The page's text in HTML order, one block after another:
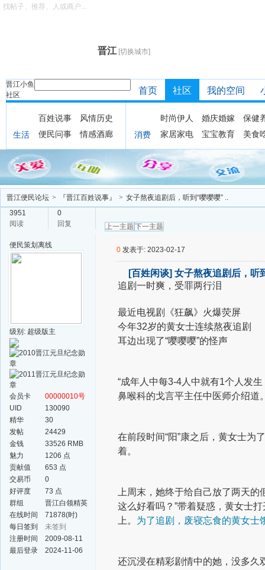
晋江 [切换城市]
晋江小鱼
社区
找帖子、推荐、人或商户...
首页 社区 我的空间
生活
百姓说事
风情历史
便民问事
情感酒廊 消费
时尚伊人 婚庆婚嫁
保健
家居家电
宝宝教育 美食
晋江便民论坛 > 『晋江百姓说事』 > 女子熬夜追剧后，听到“嘤嘤嘤” ..
3951
阅读
0
回复
上一主题 下一主题
便民策划 离线
级别: 超级版主
会员卡
00000010号
UID
130090
精华
30
发帖
24429
金钱
33526 RMB
魅力
1206 点
贡献值
653 点
交易币
0
好评度
73 点
群组
晋江白领精英
群
在线时间
71878(时)
每日签到
未签到
注册时间
2009-08-11
最后登录
2024-11-06
0 发表于: 2023-02-17
[百姓闲谈] 女子熬夜追剧后，听
追剧一时爽，受罪两行泪
最近电视剧《狂飙》火爆荧屏
今年32岁的黄女士连续熬夜追剧
耳边出现了“嘤嘤嘤”的怪声
“成年人中每3-4人中就有1个人发
鼻喉科的戈言平主任中医师介绍道
在前段时间“阳”康之后，黄女士为
着。
上周末，她终于给自己放了两天
这么好看吗？”带着疑惑，黄女士
上。 为了追剧，废寝忘食的黄女士
还沉浸在精彩剧情中的她，没多久